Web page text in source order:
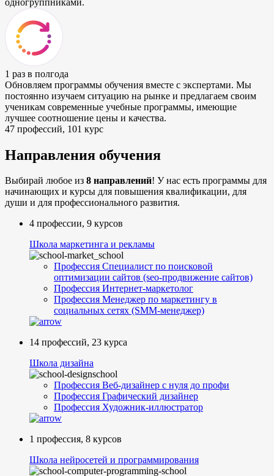
1 раз в полгода
Обновляем программы обучения вместе с экспертами. Мы
постоянно изучаем ситуацию на рынке и предлагаем своим
ученикам современные учебные программы, имеющие
лучшее соотношение цены и качества.
47 профессий, 101 курс
Направления обучения
Выбирай любое из 8 направлений! У нас есть программы для
начинающих и курсы для повышения квалификации, для
души и для профессионального развития.
4 профессии, 9 курсов
Школа маркетинга и рекламы
Профессия Специалист по поисковой
оптимизации сайтов (seo-продвижение сайтов)
Профессия Интернет-маркетолог
Профессия Менеджер по маркетингу в
социальных сетях (SMM-менеджер)
14 профессий, 23 курса
Школа дизайна
Профессия Веб-дизайнер с нуля до профи
Профессия Графический дизайнер
Профессия Художник-иллюстратор
1 профессия, 8 курсов
Школа нейросетей и программирования